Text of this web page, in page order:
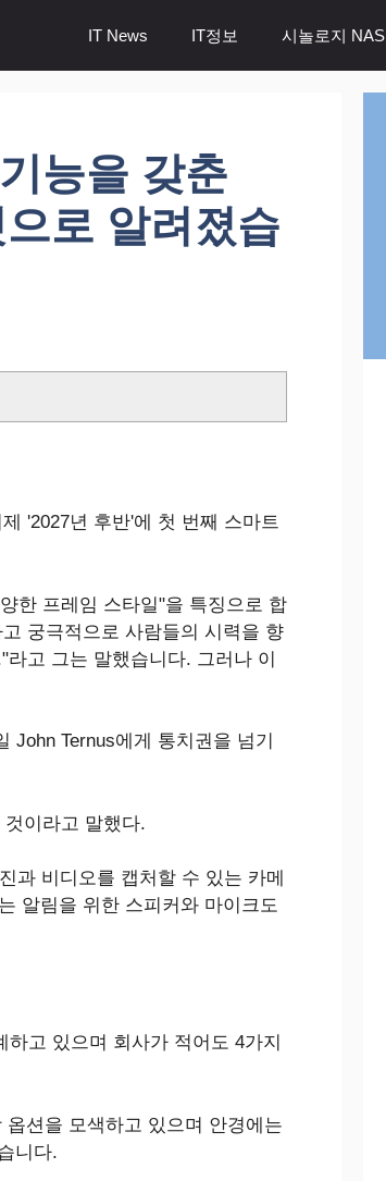
IT News IT정보 시놀로지 NAS
능을 갖춘
으로 알려졌습
'2027년 후반'에 첫 번째 스마트
한 프레임 스타일"을 특징으로 합
궁극적으로 사람들의 시력을 향
고 그는 말했습니다. 그러나 이
John Ternus에게 통치권을 넘기
이라고 말했다.
과 비디오를 캡처할 수 있는 카메
알림을 위한 스피커와 마이크도
고 있으며 회사가 적어도 4가지
션을 모색하고 있으며 안경에는
니다.